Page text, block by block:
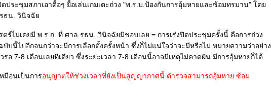
ประชุมสภาเอาดื้อๆ ยื้อเล่นเกมเตะถ่วง "พ.ร.บ.ป้องกันการอุ้มหายและซ้อมทรมาน" โด
รธน. วินิจฉั
ตร์ไม่เคยมี พ.ร.ก. ที่ ศาล รธน. วินิจฉัยมิชอบเลย = การเร่งปิดประชุมครั้งนี้ คือการถ่วง
บับนี้ไปอีกจนกว่าจะมีการเลือกตั้งครั้งหน้า ซึ่งก็ไม่แน่ใจว่าจะมีหรือไม่ หมายความว่าอย่าง
รอ 7-8 เดือนเลยทีเดียว ซึ่งระยะเวลา 7-8 เดือนนี้อาจมีเหตุไม่คาดฝัน มีการอุ้มหายก็ได้
มือนเป็นการอนุญาตให้ช่วงเวลาที่ยังเป็นสูญญากาศนี้ ตำรวจสามารถอุ้มหาย ซ้อม